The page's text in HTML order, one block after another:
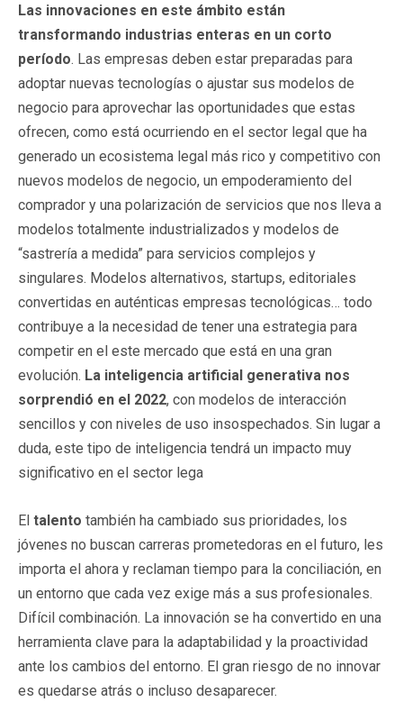
Las innovaciones en este ámbito están
transformando industrias enteras en un corto
período. Las empresas deben estar preparadas para
adoptar nuevas tecnologías o ajustar sus modelos de
negocio para aprovechar las oportunidades que estas
ofrecen, como está ocurriendo en el sector legal que ha
generado un ecosistema legal más rico y competitivo con
nuevos modelos de negocio, un empoderamiento del
comprador y una polarización de servicios que nos lleva a
modelos totalmente industrializados y modelos de
“sastrería a medida” para servicios complejos y
singulares. Modelos alternativos, startups, editoriales
convertidas en auténticas empresas tecnológicas… todo
contribuye a la necesidad de tener una estrategia para
competir en el este mercado que está en una gran
evolución. La inteligencia artificial generativa nos
sorprendió en el 2022, con modelos de interacción
sencillos y con niveles de uso insospechados. Sin lugar a
duda, este tipo de inteligencia tendrá un impacto muy
significativo en el sector lega
El talento también ha cambiado sus prioridades, los
jóvenes no buscan carreras prometedoras en el futuro, les
importa el ahora y reclaman tiempo para la conciliación, en
un entorno que cada vez exige más a sus profesionales.
Difícil combinación. La innovación se ha convertido en una
herramienta clave para la adaptabilidad y la proactividad
ante los cambios del entorno. El gran riesgo de no innovar
es quedarse atrás o incluso desaparecer.